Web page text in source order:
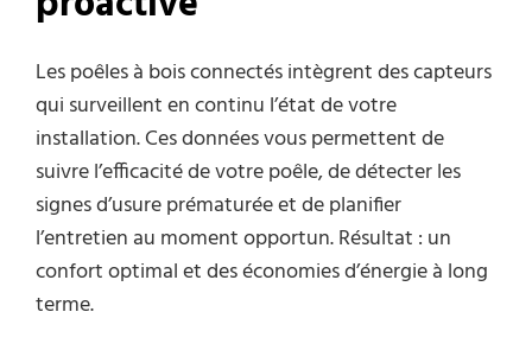
Les poêles à bois connectés intègrent des capteurs
qui surveillent en continu l’état de votre
installation. Ces données vous permettent de
suivre l’efficacité de votre poêle, de détecter les
signes d’usure prématurée et de planifier
l’entretien au moment opportun. Résultat : un
confort optimal et des économies d’énergie à long
terme.